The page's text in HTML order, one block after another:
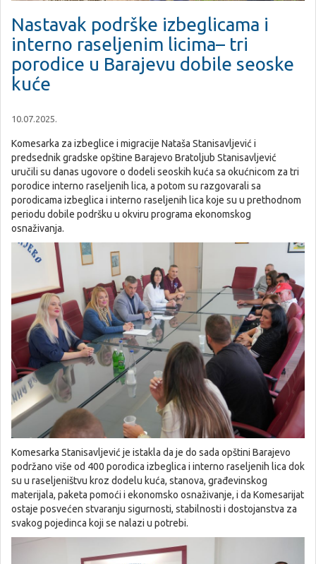
Nastavak podrške izbeglicama i
interno raseljenim licima– tri
porodice u Barajevu dobile seoske
kuće
10.07.2025.
Komesarka za izbeglice i migracije Nataša Stanisavljević i
predsednik gradske opštine Barajevo Bratoljub Stanisavljević
uručili su danas ugovore o dodeli seoskih kuća sa okućnicom za tri
porodice interno raseljenih lica, a potom su razgovarali sa
porodicama izbeglica i interno raseljenih lica koje su u prethodnom
periodu dobile podršku u okviru programa ekonomskog
osnaživanja.
Komesarka Stanisavljević je istakla da je do sada opštini Barajevo
podržano više od 400 porodica izbeglica i interno raseljenih lica dok
su u raseljeništvu kroz dodelu kuća, stanova, građevinskog
materijala, paketa pomoći i ekonomsko osnaživanje, i da Komesarijat
ostaje posvećen stvaranju sigurnosti, stabilnosti i dostojanstva za
svakog pojedinca koji se nalazi u potrebi.